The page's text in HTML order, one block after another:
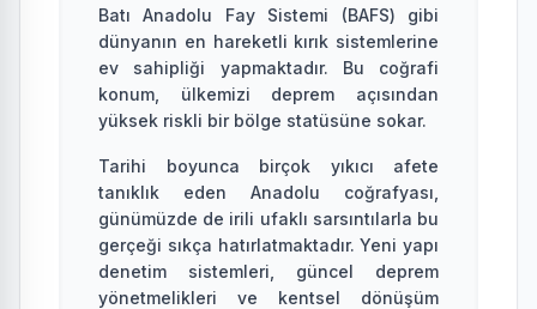
Batı Anadolu Fay Sistemi (BAFS) gibi
dünyanın en hareketli kırık sistemlerine
ev sahipliği yapmaktadır. Bu coğrafi
konum, ülkemizi deprem açısından
yüksek riskli bir bölge statüsüne sokar.
Tarihi boyunca birçok yıkıcı afete
tanıklık eden Anadolu coğrafyası,
günümüzde de irili ufaklı sarsıntılarla bu
gerçeği sıkça hatırlatmaktadır. Yeni yapı
denetim sistemleri, güncel deprem
yönetmelikleri ve kentsel dönüşüm